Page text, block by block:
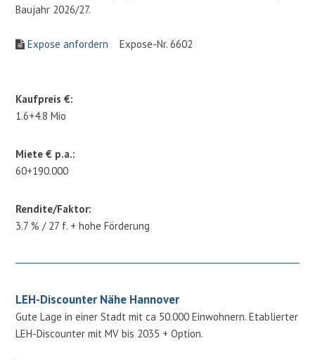
Baujahr 2026/27.
Expose anfordern Expose-Nr. 6602
Kaufpreis €:
1.6+4.8 Mio
Miete € p.a.:
60+190.000
Rendite/Faktor:
3.7 % / 27 f. + hohe Förderung
LEH-Discounter Nähe Hannover
Gute Lage in einer Stadt mit ca 50.000 Einwohnern. Etablierter
LEH-Discounter mit MV bis 2035 + Option.